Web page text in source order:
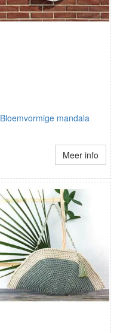
Bloemvormige mandala
Meer info